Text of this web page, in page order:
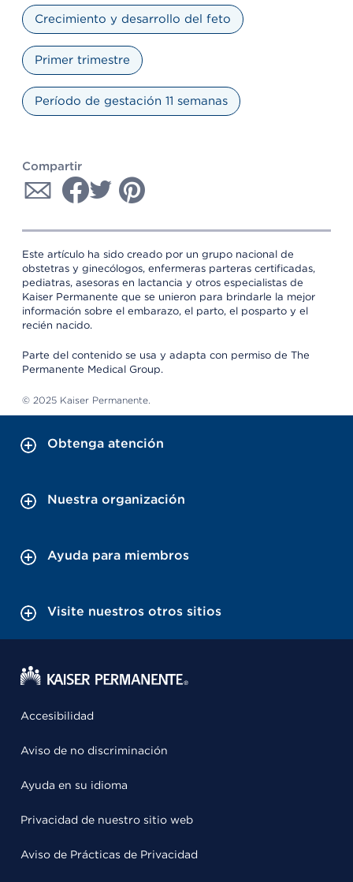
Crecimiento y desarrollo del feto
Primer trimestre
Período de gestación 11 semanas
Compartir
Este artículo ha sido creado por un grupo nacional de
obstetras y ginecólogos, enfermeras parteras certificadas,
pediatras, asesoras en lactancia y otros especialistas de
Kaiser Permanente que se unieron para brindarle la mejor
información sobre el embarazo, el parto, el posparto y el
recién nacido.
Parte del contenido se usa y adapta con permiso de The
Permanente Medical Group.
© 2025 Kaiser Permanente.
Obtenga atención
Nuestra organización
Ayuda para miembros
Visite nuestros otros sitios
Accesibilidad
Aviso de no discriminación
Ayuda en su idioma
Privacidad de nuestro sitio web
Aviso de Prácticas de Privacidad